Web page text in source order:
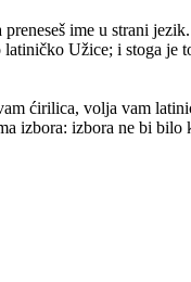
ime u strani
Užice; i stoga je
ćirilica, volja vam
izbora: izbora ne bi